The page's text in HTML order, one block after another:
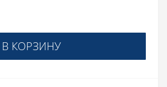
В КОРЗИНУ